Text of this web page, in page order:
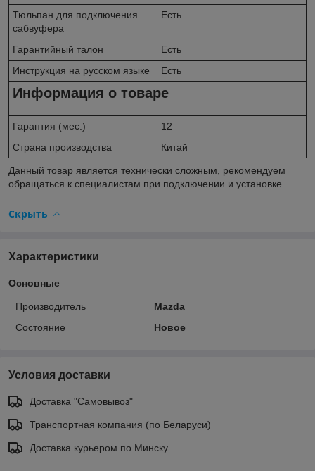
Тюльпан для подключения
сабвуфера
Есть
Гарантийный талон
Есть
Инструкция на русском языке
Есть
Информация о товаре
Гарантия (мес.)
12
Страна производства
Китай
Данный товар является технически сложным, рекомендуем
обращаться к специалистам при подключении и установке.
Скрыть
Характеристики
Основные
Производитель
Mazda
Состояние
Новое
Условия доставки
Доставка "Самовывоз"
Транспортная компания (по Беларуси)
Доставка курьером по Минску